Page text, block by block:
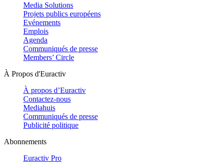
Media Solutions
Projets publics européens
Evénements
Emplois
Agenda
Communiqués de presse
Members’ Circle
À Propos d'Euractiv
À propos d’Euractiv
Contactez-nous
Mediahuis
Communiqués de presse
Publicité politique
Abonnements
Euractiv Pro